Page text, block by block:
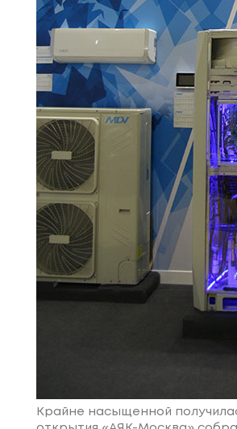
Крайне насыщенной